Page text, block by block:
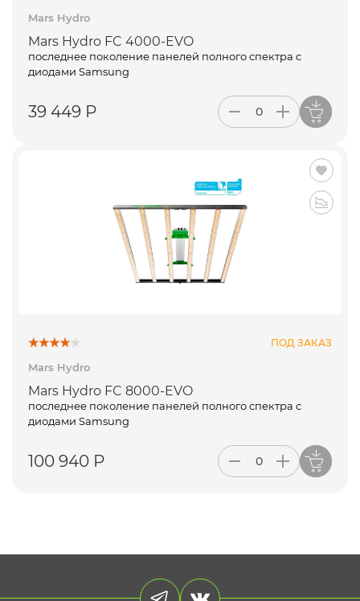
Mars Hydro
Mars Hydro FC 4000-EVO
последнее поколение панелей полного спектра с
диодами Samsung
39 449 Р
ПОД ЗАКАЗ
Mars Hydro
Mars Hydro FC 8000-EVO
последнее поколение панелей полного спектра с
диодами Samsung
100 940 Р